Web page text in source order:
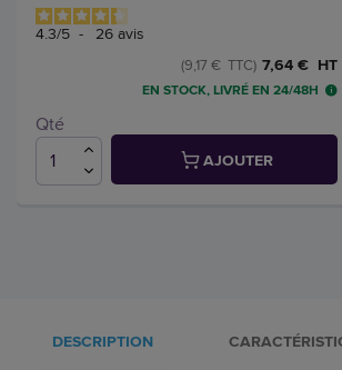
4.3/5 - 26 avis
7,64 € HT
(9,17 € TTC)
EN STOCK, LIVRÉ EN 24/48H
Qté
AJOUTER
DESCRIPTION